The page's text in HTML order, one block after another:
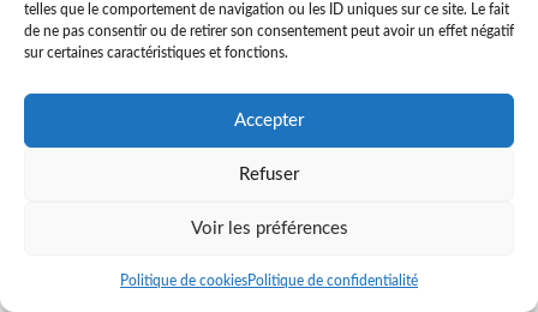
telles que le comportement de navigation ou les ID uniques sur ce site. Le fait
de ne pas consentir ou de retirer son consentement peut avoir un effet négatif
sur certaines caractéristiques et fonctions.
Accepter
Refuser
Voir les préférences
Politique de cookiesPolitique de confidentialité